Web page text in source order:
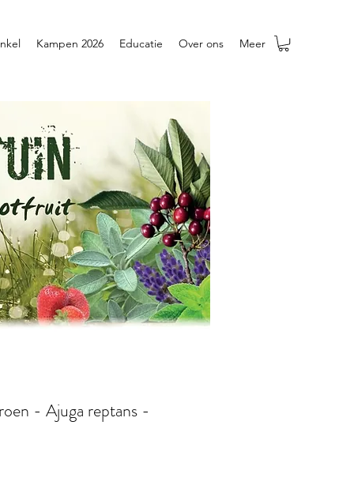
Kampen 2026 Educatie Over ons Meer
- Ajuga reptans -